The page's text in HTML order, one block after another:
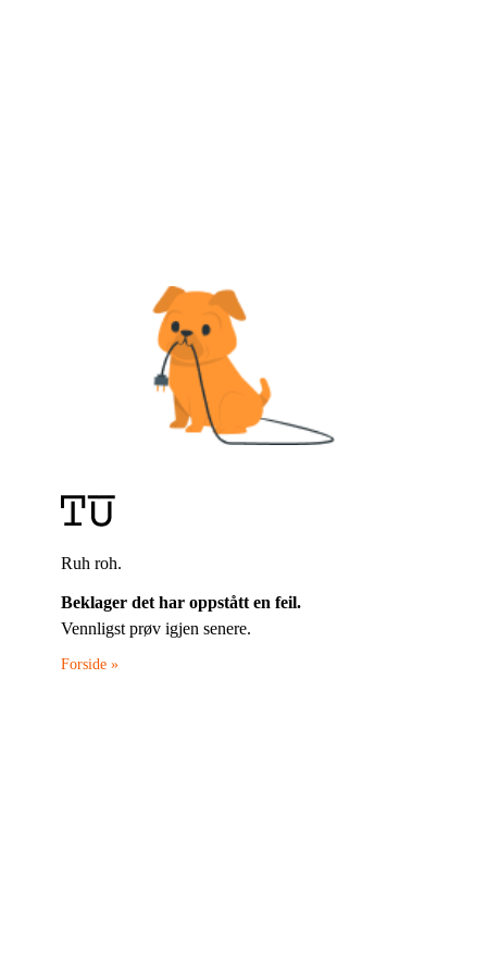
Ruh roh.
Beklager det har oppstått en feil.
Vennligst prøv igjen senere.
Forside »